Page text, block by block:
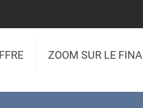
ZOOM SUR LE